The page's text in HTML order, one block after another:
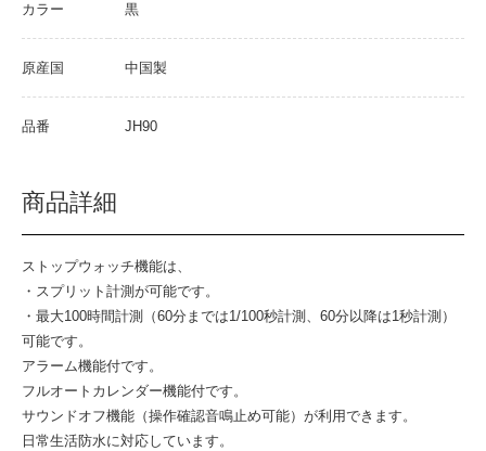
カラー 黒
原産国 中国製
品番 JH90
商品詳細
ストップウォッチ機能は、
・スプリット計測が可能です。
・最大100時間計測（60分までは1/100秒計測、60分以降は1秒計測）
可能です。
アラーム機能付です。
フルオートカレンダー機能付です。
サウンドオフ機能（操作確認音鳴止め可能）が利用できます。
日常生活防水に対応しています。